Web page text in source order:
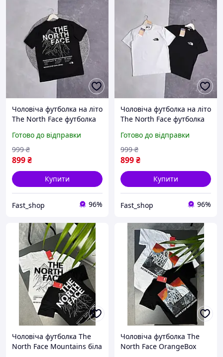
Чоловіча футболка на літо
The North Face футболка
футболка the north face
Готово до відправки
899₴
999 ₴
Купити
Fast_shop 96%
Чоловіча футболка на літо
The North Face футболка
футболка the north face
Готово до відправки
899₴
999 ₴
Купити
Fast_shop 96%
Чоловіча футболка The
North Face Mountains біла
Чоловіча футболка The
North Face OrangeBox